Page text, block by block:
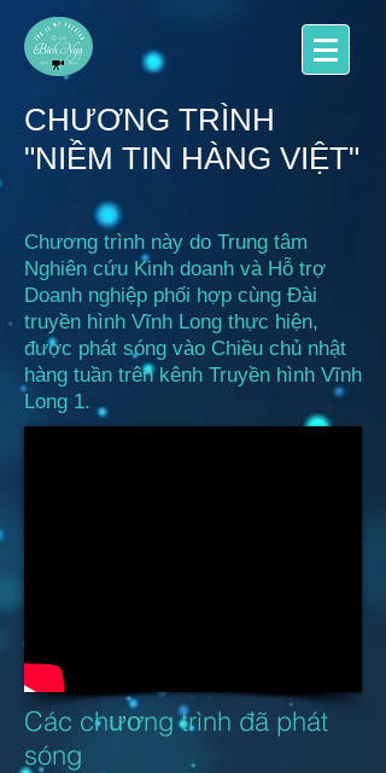
CHƯƠNG TRÌNH
"NIỀM TIN HÀNG VIỆT"
Chương trình này do Trung tâm
Nghiên cứu Kinh doanh và Hỗ trợ
Doanh nghiệp phối hợp cùng Đài
truyền hình Vĩnh Long thực hiện,
được phát sóng vào Chiều chủ nhật
hàng tuần trên kênh Truyền hình Vĩnh
Long 1.
Các chương trình đã phát
sóng